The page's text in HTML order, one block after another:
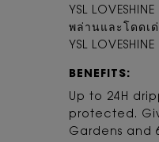
YSL
พล่านและโดดเ
YSL
BENEFITS:
Up to 24H
protected.
Gardens and